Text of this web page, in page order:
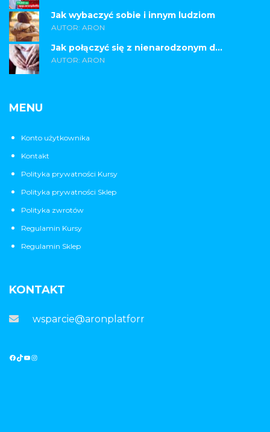
Jak wybaczyć sobie i innym ludziom
AUTOR: ARON
Jak połączyć się z nienarodzonym d...
AUTOR: ARON
MENU
Konto użytkownika
Kontakt
Polityka prywatności Kursy
Polityka prywatności Sklep
Polityka zwrotów
Regulamin Kursy
Regulamin Sklep
KONTAKT
wsparcie@aronplatforma.pl